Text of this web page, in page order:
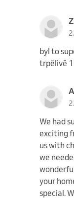
byl to
trpělivě
We had
exciting
us with
we
your
special.